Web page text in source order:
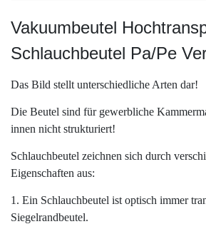
Vakuumbeutel
Schlauchbeutel Pa/Pe
Das Bild stellt unterschiedliche Arten dar!
Die Beutel sind für gewerbliche
innen nicht strukturiert!
Schlauchbeutel zeichnen sich durch
Eigenschaften aus:
1. Ein Schlauchbeutel ist optisch immer
Siegelrandbeutel.